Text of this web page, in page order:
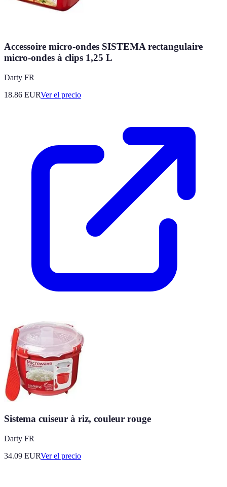
Accessoire micro-ondes SISTEMA rectangulaire
micro-ondes à clips 1,25 L
Darty FR
18.86 EURVer el precio
Sistema cuiseur à riz, couleur rouge
Darty FR
34.09 EURVer el precio